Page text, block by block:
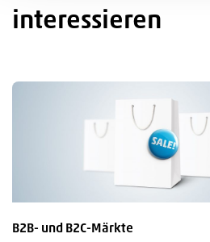
interessieren
B2B- und B2C-Märkte